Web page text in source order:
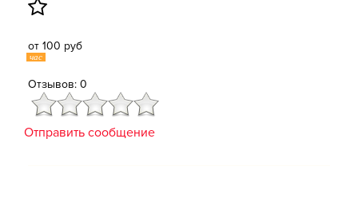
от 100 руб
час
Отзывов: 0
Отправить сообщение